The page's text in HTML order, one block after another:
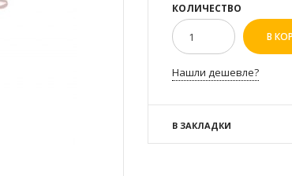
КОЛИЧЕСТВО
Нашли дешевле?
В ЗАКЛАДКИ